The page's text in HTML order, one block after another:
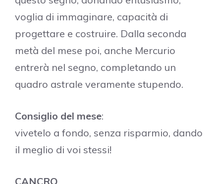
voglia di immaginare, capacità di
progettare e costruire. Dalla seconda
metà del mese poi, anche Mercurio
entrerà nel segno, completando un
quadro astrale veramente stupendo.
Consiglio del mese:
vivetelo a fondo, senza risparmio, dando
il meglio di voi stessi!
CANCRO